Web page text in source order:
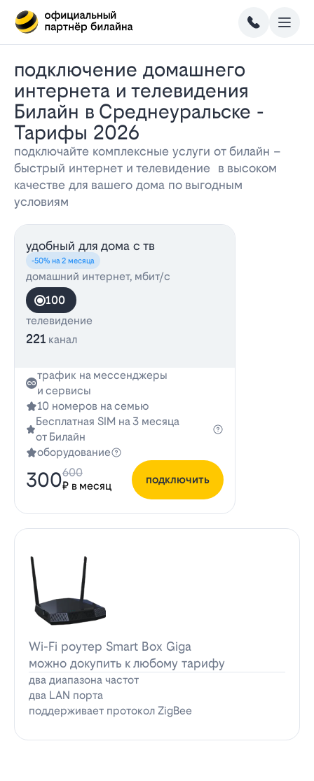
Подключение домашнего
интернета и телевидения
Билайн в Среднеуральске -
Тарифы 2026
подключайте комплексные услуги от билайн –
быстрый интернет и телевидение в высоком
качестве для вашего дома по выгодным
условиям
удобный для дома с тв
-50% на 2 месяца
домашний интернет, мбит/с
100
телевидение
221 канал
трафик на мессенджеры
и сервисы
10 номеров на семью
Бесплатная SIM на 3 месяца
от Билайн
оборудование
300₽ в месяц
600
подключить
Wi-Fi роутер Smart Box Giga
можно докупить к любому тарифу
два диапазона частот
два LAN порта
поддерживает протокол ZigBee